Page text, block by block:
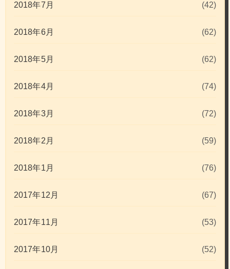
2018年7月 (42)
2018年6月 (62)
2018年5月 (62)
2018年4月 (74)
2018年3月 (72)
2018年2月 (59)
2018年1月 (76)
2017年12月 (67)
2017年11月 (53)
2017年10月 (52)